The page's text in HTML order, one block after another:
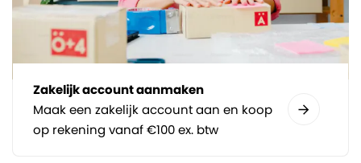
Zakelijk account aanmaken
Maak een zakelijk account aan en koop
op rekening vanaf €100 ex. btw